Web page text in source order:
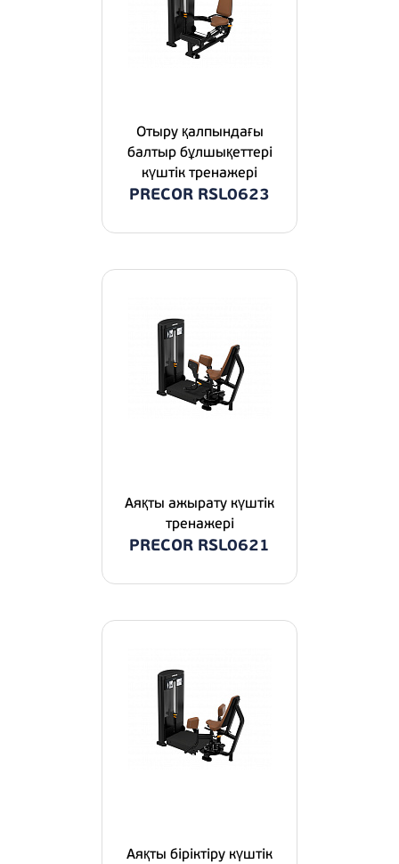
Отыру қалпындағы
балтыр бұлшықеттері
күштік тренажері
PRECOR RSL0623
Аяқты ажырату күштік
тренажері
PRECOR RSL0621
Аяқты біріктіру күштік